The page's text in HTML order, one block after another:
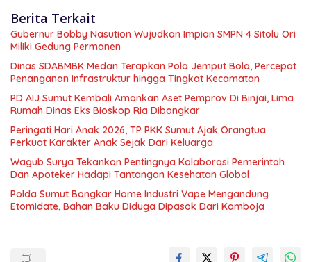
Berita Terkait
Gubernur Bobby Nasution Wujudkan Impian SMPN 4 Sitolu Ori
Miliki Gedung Permanen
Dinas SDABMBK Medan Terapkan Pola Jemput Bola, Percepat
Penanganan Infrastruktur hingga Tingkat Kecamatan
PD AIJ Sumut Kembali Amankan Aset Pemprov Di Binjai, Lima
Rumah Dinas Eks Bioskop Ria Dibongkar
Peringati Hari Anak 2026, TP PKK Sumut Ajak Orangtua
Perkuat Karakter Anak Sejak Dari Keluarga
Wagub Surya Tekankan Pentingnya Kolaborasi Pemerintah
Dan Apoteker Hadapi Tantangan Kesehatan Global
Polda Sumut Bongkar Home Industri Vape Mengandung
Etomidate, Bahan Baku Diduga Dipasok Dari Kamboja